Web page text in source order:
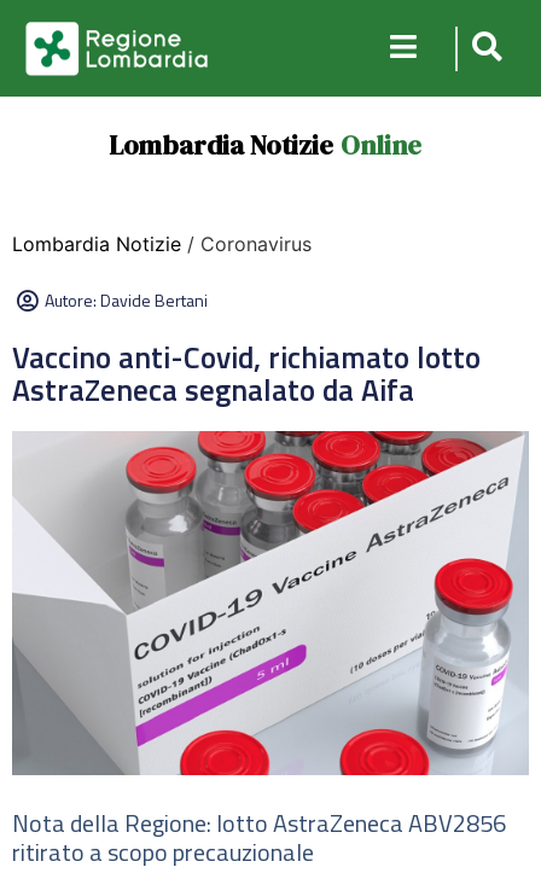
Lombardia Notizie Online
Lombardia Notizie / Coronavirus
Autore:Davide Bertani
Vaccino anti-Covid, richiamato lotto
AstraZeneca segnalato da Aifa
Nota della Regione: lotto AstraZeneca ABV2856
ritirato a scopo precauzionale